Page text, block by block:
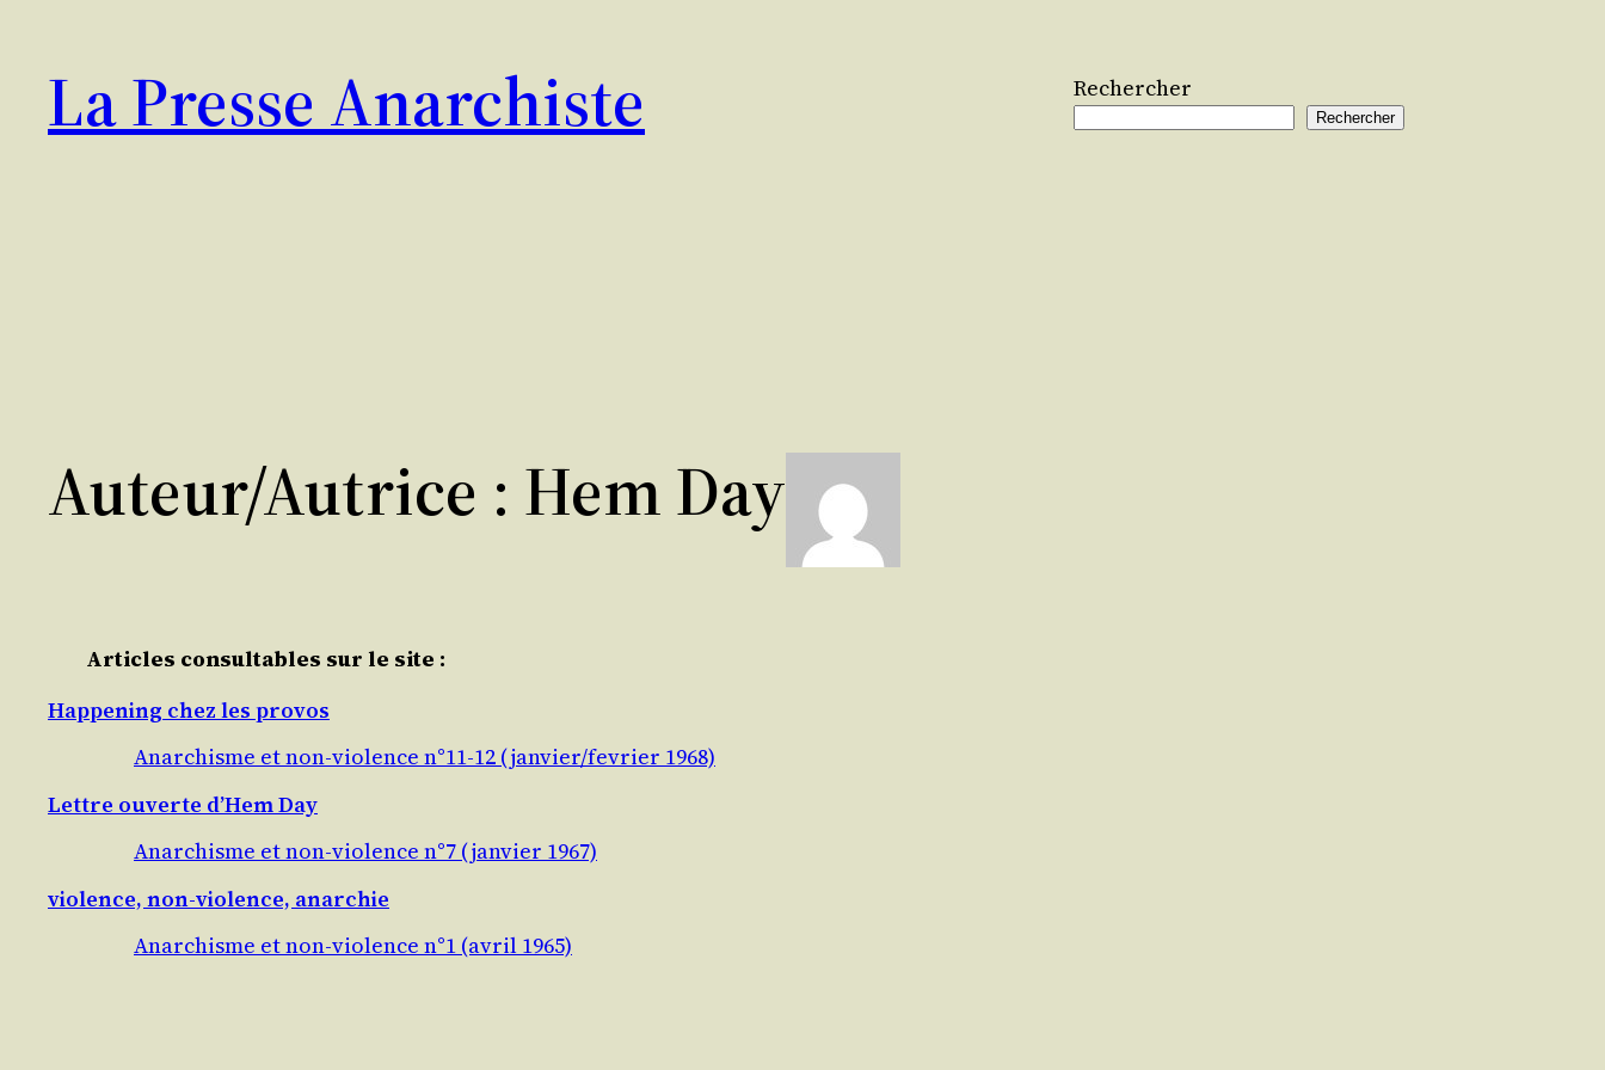
contenu
La Presse Anarchiste Rechercher
Rechercher
Auteur/autrice : Hem Day
Articles consultables sur le site :
Happening chez les provos
Anarchisme et non-violence n°11-12 (janvier/fevrier 1968)
Lettre ouverte d’Hem Day
Anarchisme et non-violence n°7 (janvier 1967)
violence, non-violence, anarchie
Anarchisme et non-violence n°1 (avril 1965)